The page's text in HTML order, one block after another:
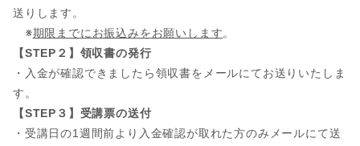
送りします。
※期限までにお振込みをお願いします。
【STEP２】領収書の発行
・入金が確認できましたら領収書をメールにてお送りいたしま
す。
【STEP３】受講票の送付
・受講日の1週間前より入金確認が取れた方のみメールにて送